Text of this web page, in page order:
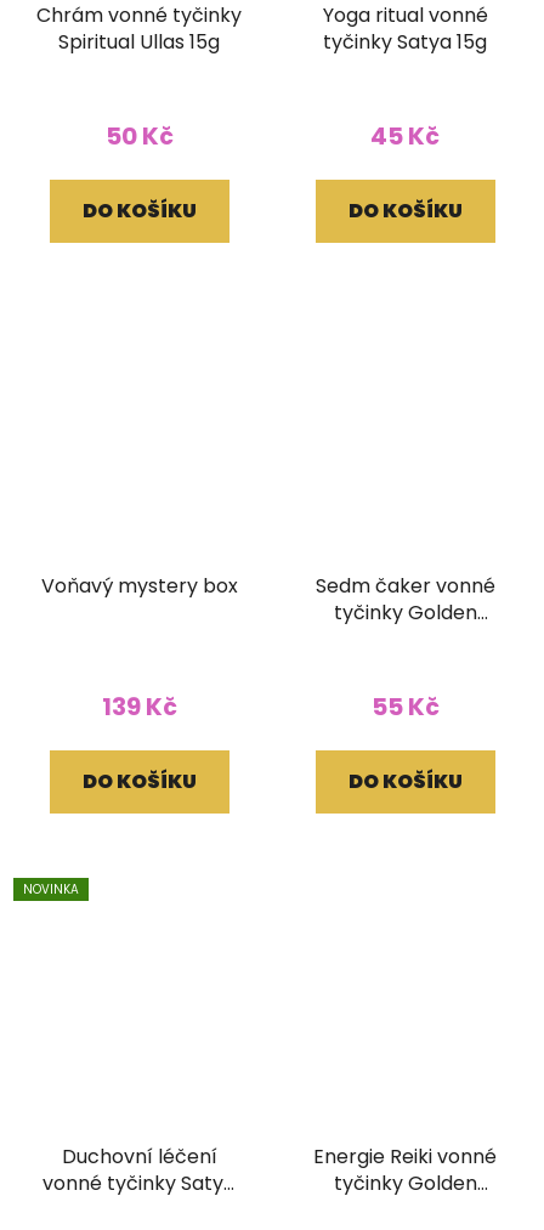
Chrám vonné tyčinky
Spiritual Ullas 15g
50 Kč
DO KOŠÍKU
Yoga ritual vonné
tyčinky Satya 15g
45 Kč
DO KOŠÍKU
Voňavý mystery box
139 Kč
DO KOŠÍKU
Sedm čaker vonné
tyčinky Golden
55 Kč
DO KOŠÍKU
NOVINKA
Duchovní léčení
vonné tyčinky Satya
Energie Reiki vonné
tyčinky Golden